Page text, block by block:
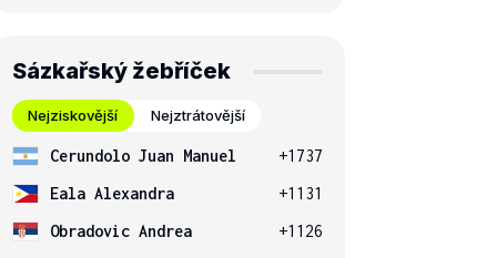
Sázkařský žebříček
Nejziskovější Nejztrátovější
Cerundolo Juan Manuel
+1737
Eala Alexandra
+1131
Obradovic Andrea
+1126